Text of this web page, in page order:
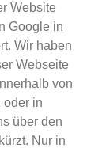
Website
Google in
Wir haben
Webseite
von
oder in
über den
Nur in